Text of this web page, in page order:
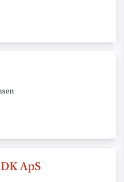
ApS